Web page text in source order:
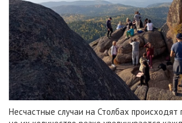
Несчастные случаи на Столбах происходят